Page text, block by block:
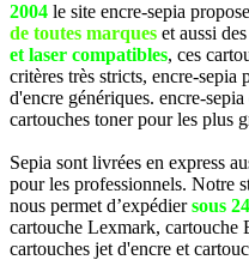
2004 le site encre-sepia
de toutes marques et aussi
et laser compatibles, ces
critères très stricts, encre-sepia
d'encre génériques. encre-
cartouches toner pour les plus
Sepia sont livrées en express
pour les professionnels. Notre
nous permet d’expédiersous
cartouche Lexmark, cartouche
cartouches jet d'encre et